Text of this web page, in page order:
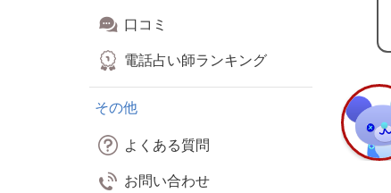
口コミ
電話占い師ランキング
その他
よくある質問
お問い合わせ